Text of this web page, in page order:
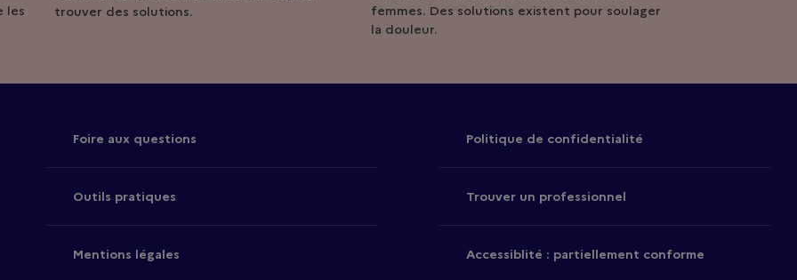
les
trouver des solutions.
femmes. Des solutions existent pour soulager
la douleur.
Foire aux questions
Outils pratiques
Mentions légales
Politique de confidentialité
Trouver un professionnel
Accessiblité : partiellement conforme